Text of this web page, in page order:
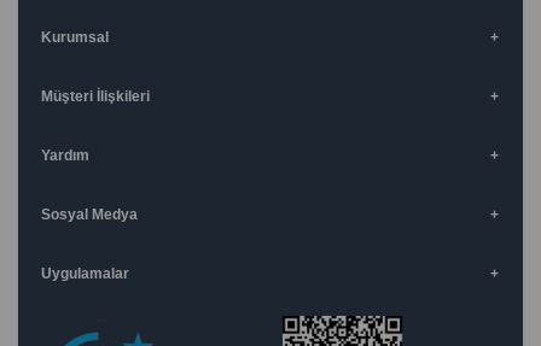
Kurumsal
Müşteri İlişkileri
Yardım
Sosyal Medya
Uygulamalar